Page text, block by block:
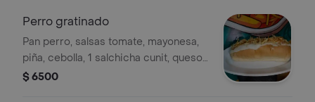
Perro gratinado
Pan perro, salsas tomate, mayonesa,
piña, cebolla, 1 salchicha cunit, queso
costeño, ripio, queso mozzarella
$ 6500